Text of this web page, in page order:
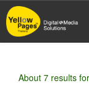
Skip
to
main
About 7 results